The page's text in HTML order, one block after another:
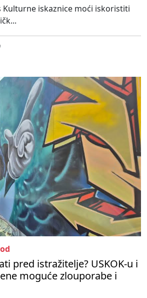
Kulturne iskaznice moći iskoristiti
pred istražitelje? USKOK-u i
moguće zlouporabe i